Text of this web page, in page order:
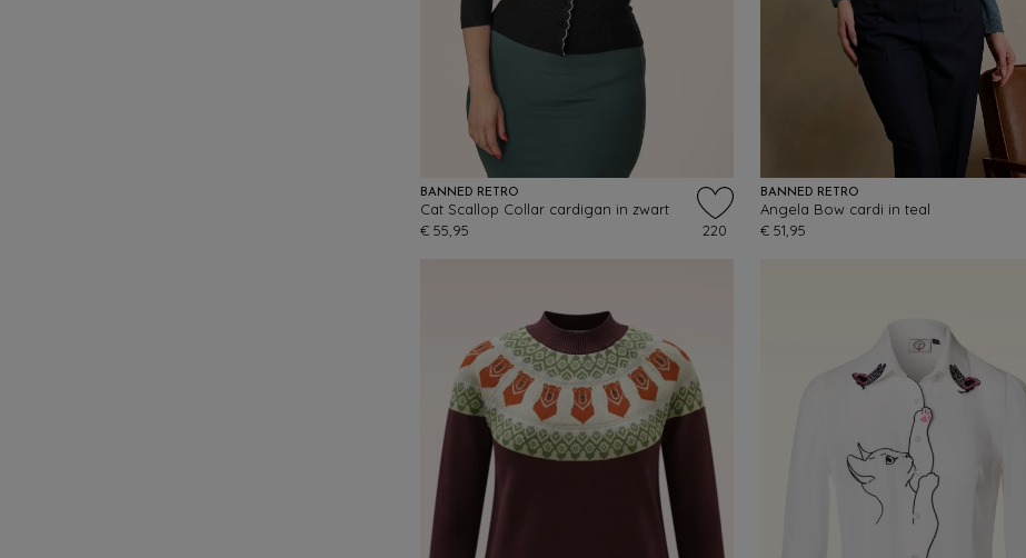
BANNED RETRO
Cat Scallop Collar cardigan in zwart
€ 55,95
220
BANNED RETRO
Angela Bow cardi in teal
€ 51,95